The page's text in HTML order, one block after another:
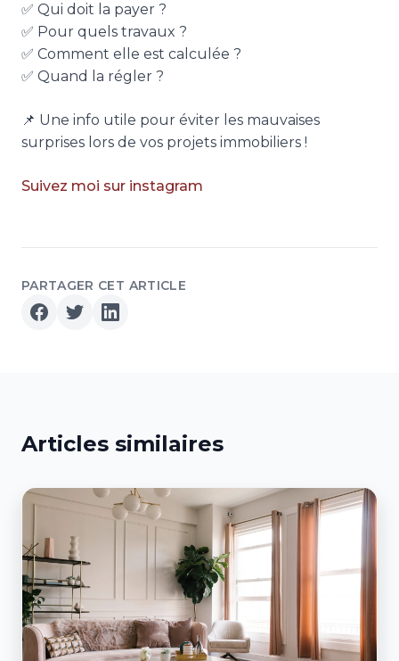
✅ Qui doit la payer ?
✅ Pour quels travaux ?
✅ Comment elle est calculée ?
✅ Quand la régler ?
📌 Une info utile pour éviter les mauvaises
surprises lors de vos projets immobiliers !
Suivez moi sur instagram
PARTAGER CET ARTICLE
Articles similaires